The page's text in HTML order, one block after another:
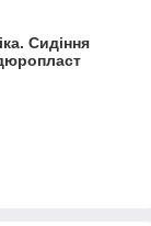
Сидіння